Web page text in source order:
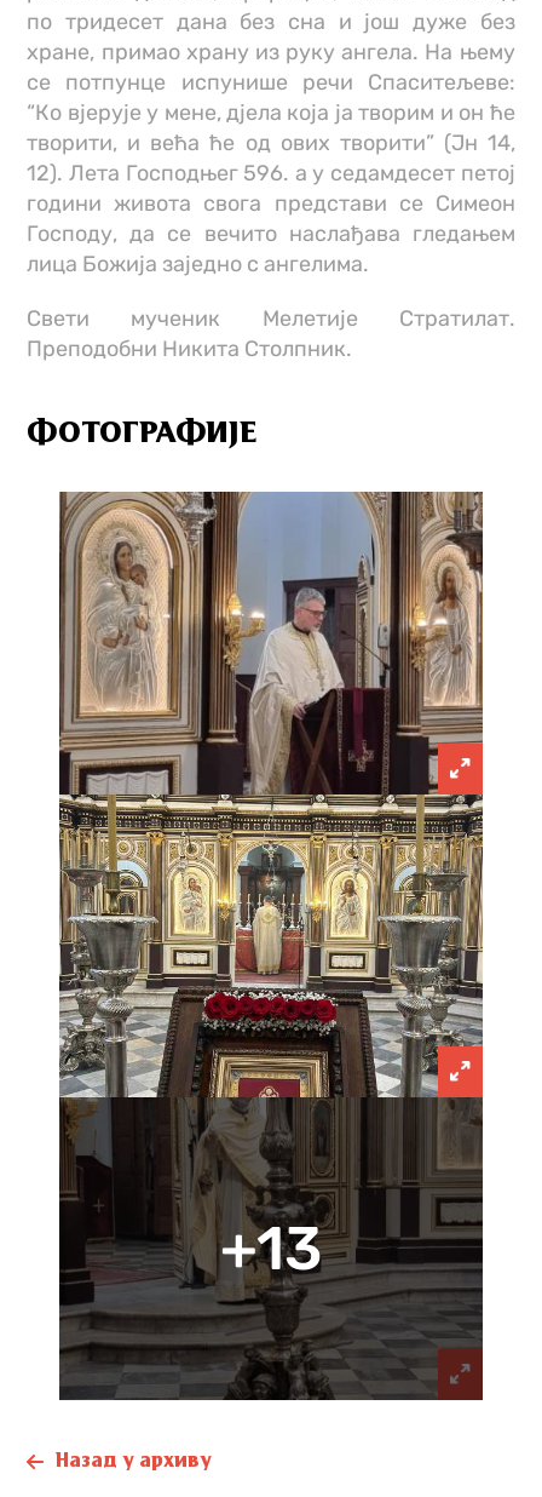
по тридесет дана без сна и још дуже без
хране, примао храну из руку ангела. На њему
се потпунце испунише речи Спаситељеве:
“Ко вјерује у мене, дјела која ја творим и он ће
творити, и већа ће од ових творити” (Јн 14,
12). Лета Господњег 596. а у седамдесет петој
години живота свога представи се Симеон
Господу, да се вечито наслађава гледањем
лица Божија заједно с ангелима.
Свети мученик Мелетије Стратилат.
Преподобни Никита Столпник.
ФОТОГРАФИЈЕ
+13
Назад у архиву